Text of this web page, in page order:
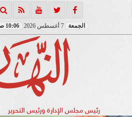
الجمعة 7 أغسطس 2026 10:06 صـ
رئيس مجلس الإدارة ورئيس التحرير